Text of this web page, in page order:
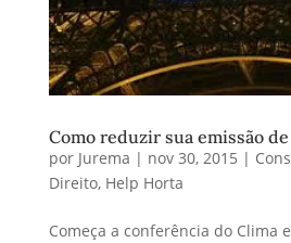
Como reduzir sua emissão de
por Jurema | nov 30, 2015 |
Direito, Help Horta
Começa a conferência do Clima